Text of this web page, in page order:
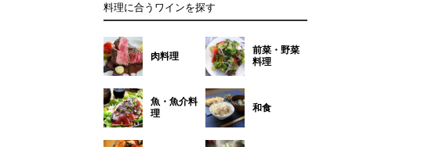
料理に合うワインを探す
肉料理
前菜・野菜
料理
魚・魚介料
理
和食